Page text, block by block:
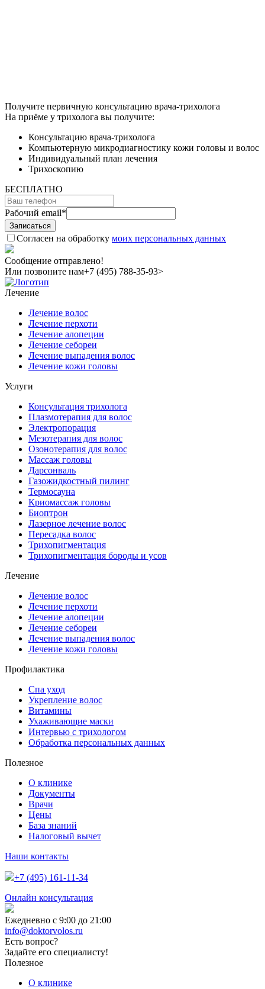
Получите первичную консультацию врача-трихолога
На приёме у трихолога вы получите:
Консультацию врача-трихолога
Компьютерную микродиагностику кожи головы и волос
Индивидуальный план лечения
Трихоскопию
БЕСПЛАТНО
Рабочий email*
Согласен на обработку моих персональных данных
Сообщение отправлено!
Или позвоните нам+7 (495) 788-35-93>
Лечение
Лечение волос
Лечение перхоти
Лечение алопеции
Лечение себореи
Лечение выпадения волос
Лечение кожи головы
Услуги
Консультация трихолога
Плазмотерапия для волос
Электропорация
Мезотерапия для волос
Озонотерапия для волос
Массаж головы
Дарсонваль
Газожидкостный пилинг
Термосауна
Криомассаж головы
Биоптрон
Лазерное лечение волос
Пересадка волос
Трихопигментация
Трихопигментация бороды и усов
Лечение
Лечение волос
Лечение перхоти
Лечение алопеции
Лечение себореи
Лечение выпадения волос
Лечение кожи головы
Профилактика
Спа уход
Укрепление волос
Витамины
Ухаживающие маски
Интервью с трихологом
Обработка персональных данных
Полезное
О клинике
Документы
Врачи
Цены
База знаний
Налоговый вычет
Наши контакты
+7 (495) 161-11-34
Онлайн консультация
Ежедневно с 9:00 до 21:00
info@doktorvolos.ru
Есть вопрос?
Задайте его специалисту!
Полезное
О клинике